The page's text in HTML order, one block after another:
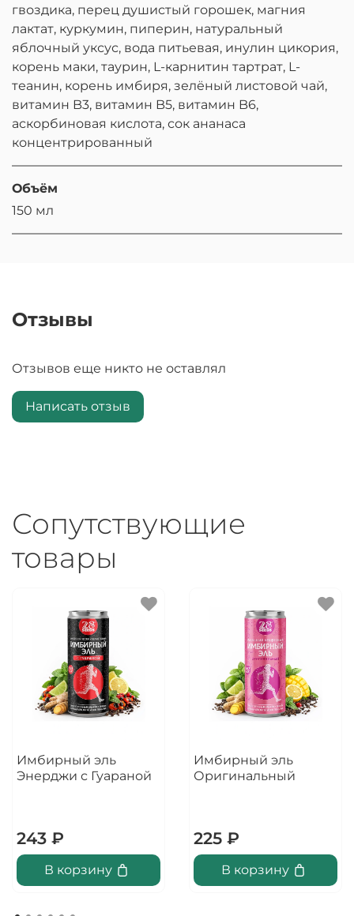
гвоздика, перец душистый горошек, магния
лактат, куркумин, пиперин, натуральный
яблочный уксус, вода питьевая, инулин цикория,
корень маки, таурин, L-карнитин тартрат, L-
теанин, корень имбиря, зелёный листовой чай,
витамин B3, витамин B5, витамин B6,
аскорбиновая кислота, сок ананаса
концентрированный
Объём
150 мл
Отзывы
Отзывов еще никто не оставлял
Написать отзыв
Сопутствующие
товары
Имбирный эль
Энерджи с Гуараной
243 ₽
В корзину
Имбирный эль
Оригинальный
225 ₽
В корзину